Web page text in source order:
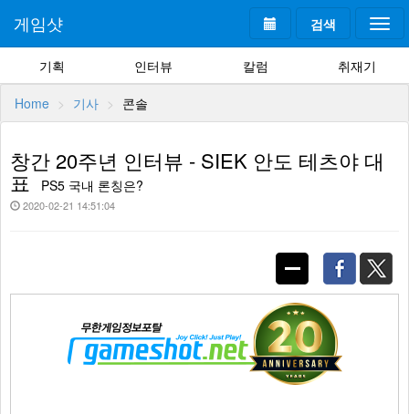
검색
게임샷
기획 인터뷰 칼럼 취재기
Home 기사 콘솔
창간 20주년 인터뷰 - SIEK 안도 테츠야 대
표 PS5 국내 론칭은?
2020-02-21 14:51:04